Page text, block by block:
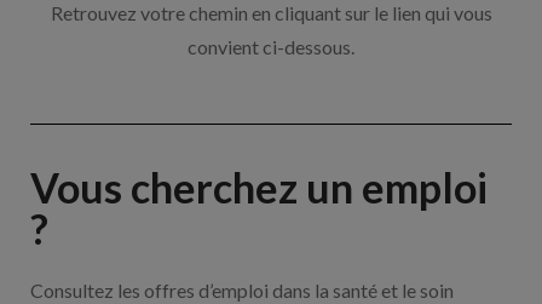
Retrouvez votre chemin en cliquant sur le lien qui vous
convient ci-dessous.
Vous cherchez un emploi
?
Consultez les offres d’emploi dans la santé et le soin